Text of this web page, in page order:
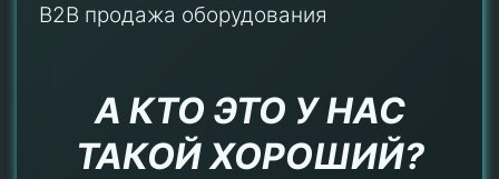
B2B продажа оборудования
А КТО ЭТО У НАС
ТАКОЙ ХОРОШИЙ?